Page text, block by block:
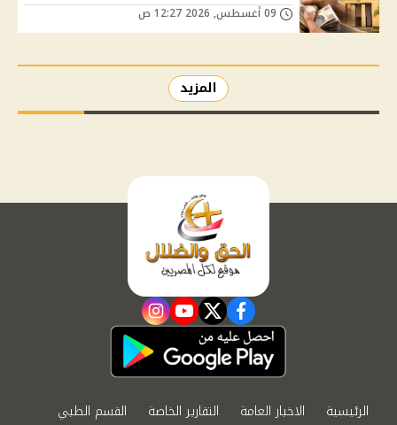
المزيد
facebook
twitter
youtube
instagram
الرئيسية الاخبار العامة التقارير الخاصة القسم الطبي